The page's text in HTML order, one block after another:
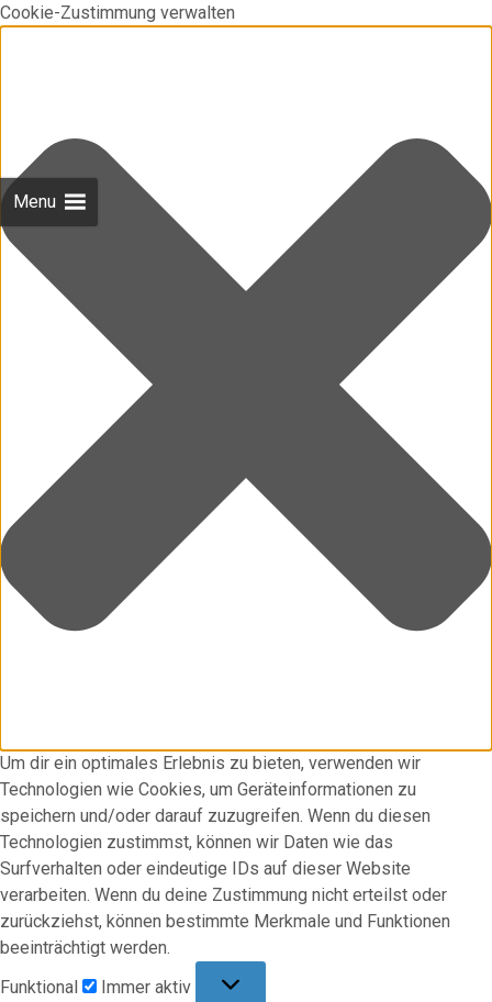
Cookie-Zustimmung verwalten
Um dir ein optimales Erlebnis zu bieten, verwenden wir
Technologien wie Cookies, um Geräteinformationen zu
speichern und/oder darauf zuzugreifen. Wenn du diesen
Technologien zustimmst, können wir Daten wie das
Surfverhalten oder eindeutige IDs auf dieser Website
verarbeiten. Wenn du deine Zustimmung nicht erteilst oder
zurückziehst, können bestimmte Merkmale und Funktionen
beeinträchtigt werden.
Funktional
Immer aktiv
Menu